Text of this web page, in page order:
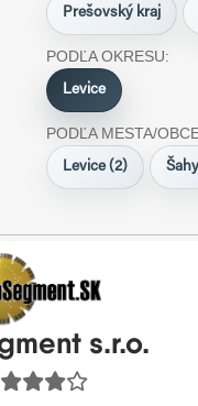
Prešovský kraj
PODĽA OKRESU:
Levice
PODĽA MESTA/
Levice (2)
s.r.o.